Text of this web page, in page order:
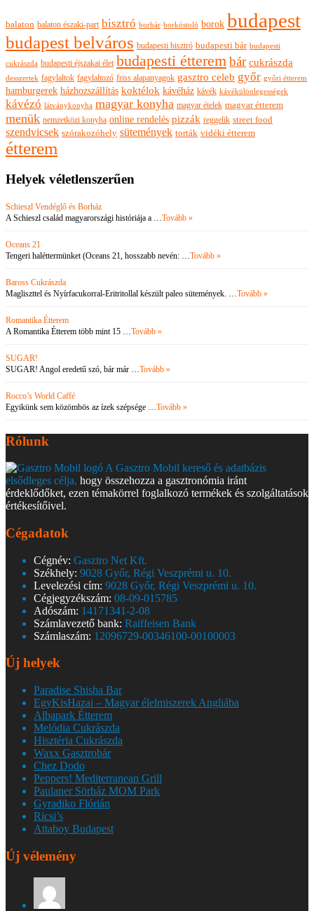
balaton balaton északi-part bisztró borbár borkóstoló borok budapest
budapest belváros budapesti bisztró budapesti bár budapesti
cukrászda budapesti éjszakai élet budapesti étterembár cukrászda
desszertek fagylaltok fagylaltozó friss alapanyagok gasztro celeb győr győri étterem
hamburgerek házhozszállítás koktélok kávéház kávék kávékülönlegességek
kávézó látványkonyha magyar konyha magyar ételek magyar étterem
menük nemzetközi konyha online rendelés pizzák reggelik street food
szendvicsek szórakozóhely sütemények torták vidéki étterem
étterem
Helyek véletlenszerűen
Schieszl Vendéglő és Borház
A Schieszl család magyarországi históriája a …Tovább »
Oceans 21
Tengeri haléttermünket (Oceans 21, hosszabb nevén: …Tovább »
Baross Cukrászda
Magliszttel és Nyírfacukorral-Eritritollal készült paleo sütemények. …Tovább »
Romantika Étterem
A Romantika Étterem több mint 15 …Tovább »
SUGAR!
SUGAR! Angol eredetű szó, bár már …Tovább »
Rocco’s World Caffé
Egyikünk sem közömbös az ízek szépsége …Tovább »
Rólunk
A Gasztro Mobil kereső és adatbázis
elsődleges célja, hogy összehozza a gasztronómia iránt
érdeklődőket, ezen témakörrel foglalkozó termékek és szolgáltatások
értékesítőivel.
Cégadatok
Cégnév: Gasztro Net Kft.
Székhely: 9028 Győr, Régi Veszprémi u. 10.
Levelezési cím: 9028 Győr, Régi Veszprémi u. 10.
Cégjegyzékszám: 08-09-015785
Adószám: 14171341-2-08
Számlavezető bank: Raiffeisen Bank
Számlaszám: 12096729-00346100-00100003
Új helyek
Paradise Shisha Bar
EgyKisHazai – Magyar élelmiszerek Angliába
Albapark Étterem
Melódia Cukrászda
Hisztéria Cukrászda
Waxx Gasztrobár
Chez Dodo
Peppers! Mediterranean Grill
Paulaner Sörház MOM Park
Gyradiko Flórián
Ricsi’s
Attaboy Budapest
Új vélemény